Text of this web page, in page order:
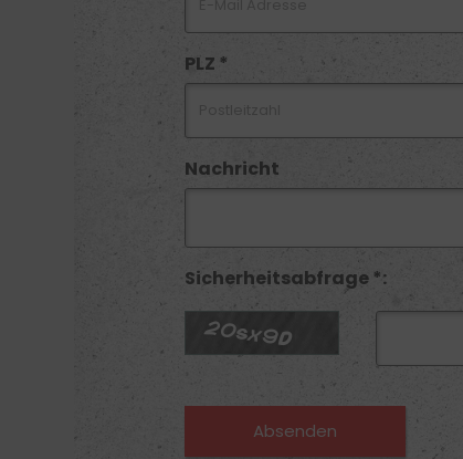
PLZ *
Nachricht
Sicherheitsabfrage *: